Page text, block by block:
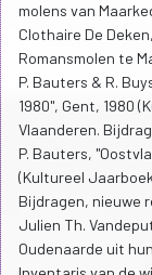
molens van
Clothaire De
Romansmolen te
P. Bauters & R.
1980", Gent, 1980
Vlaanderen.
P. Bauters,
(Kultureel
Bijdragen, nieuwe
Julien Th.
Oudenaarde uit